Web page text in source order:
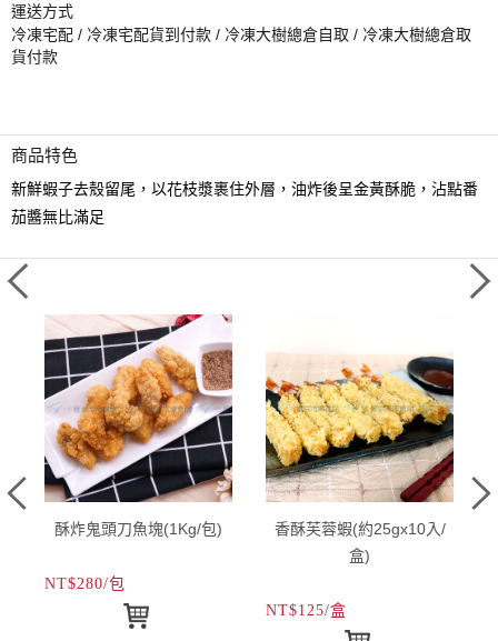
運送方式
冷凍宅配 / 冷凍宅配貨到付款 / 冷凍大樹總倉自取 / 冷凍大樹總倉取
貨付款
商品特色
新鮮蝦子去殼留尾，以花枝漿裹住外層，油炸後呈金黃酥脆，沾點番
茄醬無比滿足
酥炸鬼頭刀魚塊(1Kg/包)
NT$280/包
香酥芙蓉蝦(約25gx10入/
盒)
NT$125/盒